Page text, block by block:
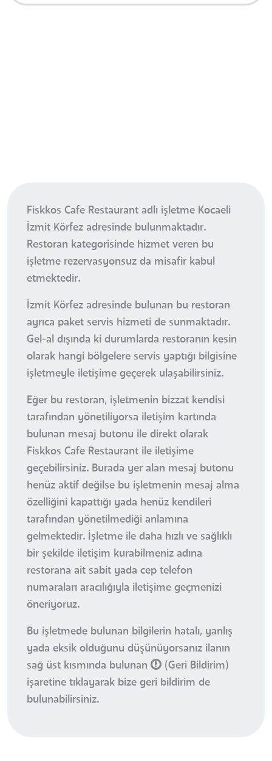
Fiskkos Cafe Restaurant adlı işletme Kocaeli
İzmit Körfez adresinde bulunmaktadır.
Restoran kategorisinde hizmet veren bu
işletme rezervasyonsuz da misafir kabul
etmektedir.
İzmit Körfez adresinde bulunan bu restoran
ayrıca paket servis hizmeti de sunmaktadır.
Gel-al dışında ki durumlarda restoranın kesin
olarak hangi bölgelere servis yaptığı bilgisine
işletmeyle iletişime geçerek ulaşabilirsiniz.
Eğer bu restoran, işletmenin bizzat kendisi
tarafından yönetiliyorsa iletişim kartında
bulunan mesaj butonu ile direkt olarak
Fiskkos Cafe Restaurant ile iletişime
geçebilirsiniz. Burada yer alan mesaj butonu
henüz aktif değilse bu işletmenin mesaj alma
özelliğini kapattığı yada henüz kendileri
tarafından yönetilmediği anlamına
gelmektedir. İşletme ile daha hızlı ve sağlıklı
bir şekilde iletişim kurabilmeniz adına
restorana ait sabit yada cep telefon
numaraları aracılığıyla iletişime geçmenizi
öneriyoruz.
Bu işletmede bulunan bilgilerin hatalı, yanlış
yada eksik olduğunu düşünüyorsanız ilanın
sağ üst kısmında bulunan
(Geri Bildirim)
işaretine tıklayarak bize geri bildirim de
bulunabilirsiniz.